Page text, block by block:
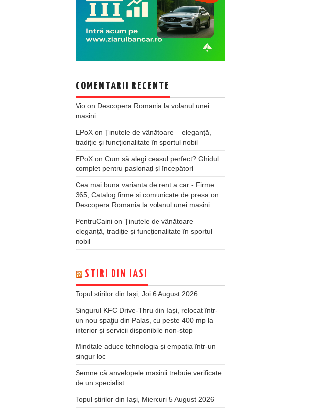
COMENTARII RECENTE
Vio on Descopera Romania la volanul unei
masini
EPoX on Ținutele de vânătoare – eleganță,
tradiție și funcționalitate în sportul nobil
EPoX on Cum să alegi ceasul perfect? Ghidul
complet pentru pasionați și începători
Cea mai buna varianta de rent a car - Firme
365, Catalog firme si comunicate de presa on
Descopera Romania la volanul unei masini
PentruCaini on Ținutele de vânătoare –
eleganță, tradiție și funcționalitate în sportul
nobil
STIRI DIN IASI
Topul știrilor din Iași, Joi 6 August 2026
Singurul KFC Drive-Thru din Iași, relocat într-
un nou spaţiu din Palas, cu peste 400 mp la
interior și servicii disponibile non-stop
Mindtale aduce tehnologia și empatia într-un
singur loc
Semne că anvelopele mașinii trebuie verificate
de un specialist
Topul știrilor din Iași, Miercuri 5 August 2026